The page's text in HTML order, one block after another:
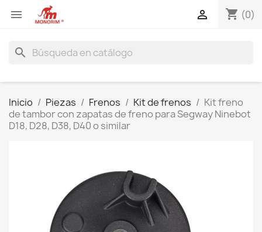
 shopping_cart (0)

search
Inicio Piezas Frenos Kit de frenos
Kit freno
de tambor con zapatas de freno para Segway Ninebot
D18, D28, D38, D40 o similar